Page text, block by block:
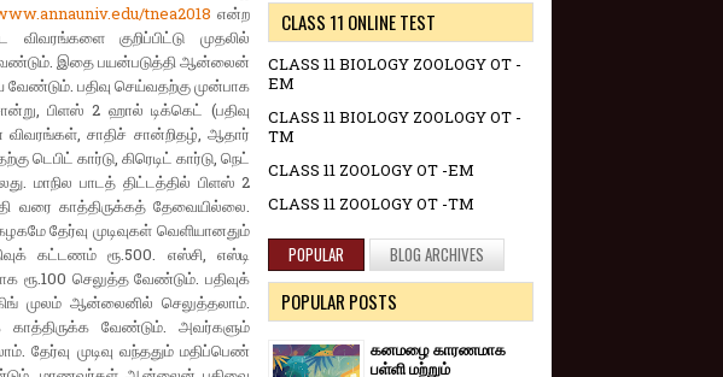
tnea2018 என்ற
குறிப்பிட்டு முதலில்
வேண்டும். இதை பயன்படுத்தி ஆன்லைன்
பதிவு செய்வதற்கு முன்பாக
பிளஸ் 2 ஹால் டிக்கெட் (பதிவு
சாதிச் சான்றிதழ், ஆதார்
கார்டு, கிரெடிட் கார்டு, நெட்
மாநில பாடத் திட்டத்தில் பிளஸ் 2
வரை காத்திருக்கத் தேவையில்லை.
தேர்வு முடிவுகள் வெளியானதும்
கட்டணம் ரூ.500. எஸ்சி, எஸ்டி
ரூ.100 செலுத்த வேண்டும். பதிவுக்
முலம் ஆன்லைனில் செலுத்தலாம்.
காத்திருக்க வேண்டும். அவர்களும்
தேர்வு முடிவு வந்ததும் மதிப்பெண்
CLASS 11 ONLINE TEST
CLASS 11 BIOLOGY ZOOLOGY OT -
EM
CLASS 11 BIOLOGY ZOOLOGY OT -
TM
CLASS 11 ZOOLOGY OT -EM
CLASS 11 ZOOLOGY OT -TM
POPULAR BLOG ARCHIVES
POPULAR POSTS
கனமழை காரணமாக
பள்ளி மற்றும்